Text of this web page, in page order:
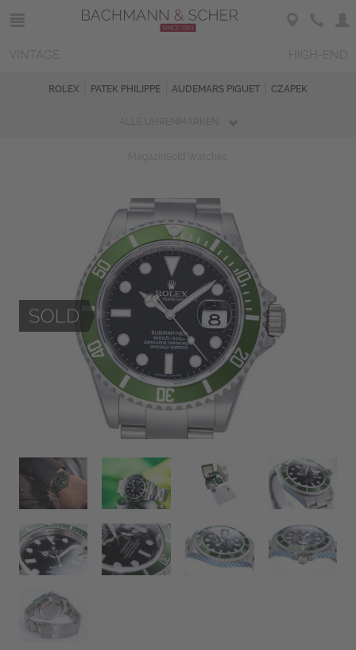
ROLEX PATEK PHILIPPE AUDEMARS PIGUET CZAPEK